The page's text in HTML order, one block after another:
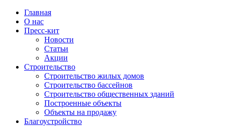
Главная
О нас
Пресс-кит
Новости
Статьи
Акции
Строительство
Строительство жилых домов
Строительство бассейнов
Строительство общественных зданий
Построенные объекты
Объекты на продажу
Благоустройство